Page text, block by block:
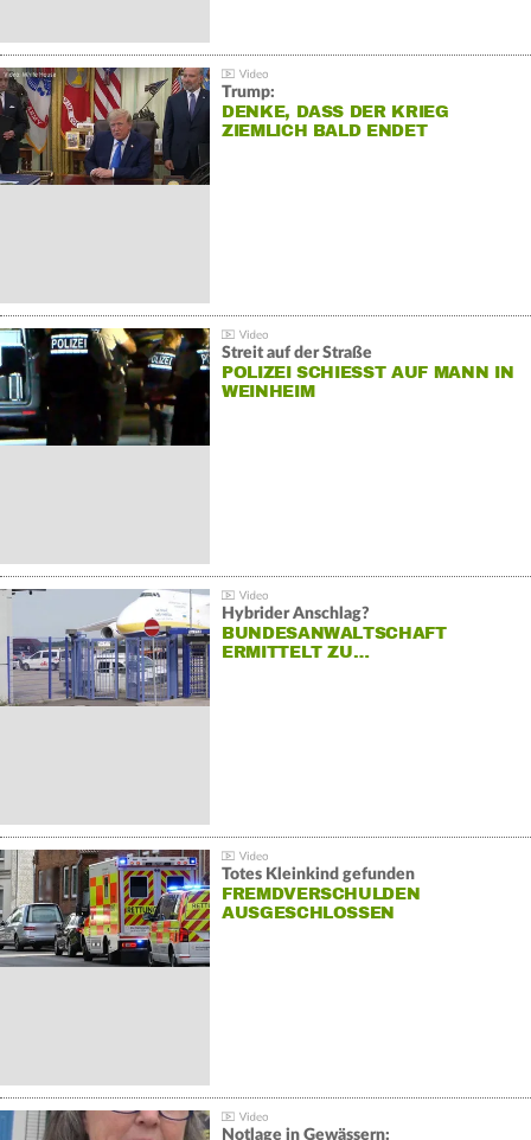
Trump:
DENKE, DASS DER KRIEG
ZIEMLICH BALD ENDET
Streit auf der Straße
POLIZEI SCHIESST AUF MANN IN W
EINHEIM
Hybrider Anschlag?
BUNDESANWALTSCHAFT
ERMITTELT ZU…
Totes Kleinkind gefunden
FREMDVERSCHULDEN
AUSGESCHLOSSEN
Notlage in Gewässern: